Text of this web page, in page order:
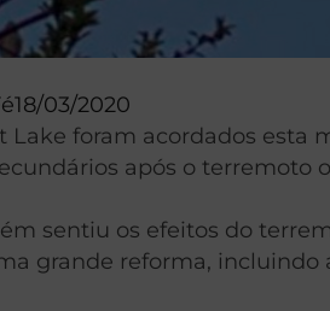
18/03/2020
Lake foram acordados
após o terremoto
sentiu os efeitos do
grande reforma,